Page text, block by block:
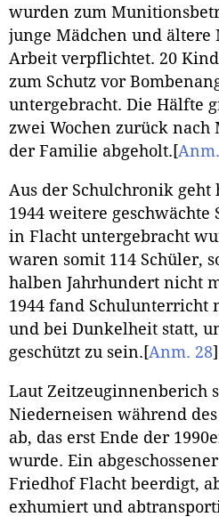
wurden zum
junge Mädchen und ältere
Arbeit verpflichtet. 20
zum Schutz vor
untergebracht. Die Hälfte
zwei Wochen zurück nach
der Familie abgeholt. [
Aus der Schulchronik geht
1944 weitere
in Flacht untergebracht
waren somit 114 Schüler,
halben Jahrhundert nicht
1944 fand Schulunterricht
und bei Dunkelheit statt,
geschützt zu sein. [Anm. 28]
Laut Zeitzeuginnenberich
Niederneisen während
ab, das erst Ende der
wurde. Ein
Friedhof Flacht beerdigt,
exhumiert und